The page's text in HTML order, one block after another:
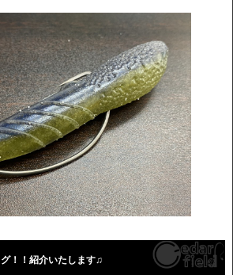
！！紹介いたします♫